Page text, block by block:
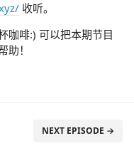
收听。
咖啡:) 可以把本期节目
！
NEXT EPISODE →